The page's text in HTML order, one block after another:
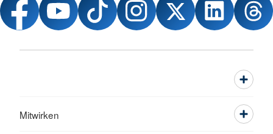
Mitwirken